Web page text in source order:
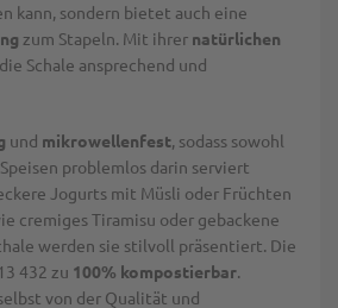
kann, sondern bietet auch eine
zum Stapeln. Mit ihrer natürlichen
Schale ansprechend und
und mikrowellenfest, sodass sowohl
problemlos darin serviert
Jogurts mit Müsli oder Früchten
cremiges Tiramisu oder gebackene
werden sie stilvoll präsentiert. Die
432 zu 100% kompostierbar.
von der Qualität und